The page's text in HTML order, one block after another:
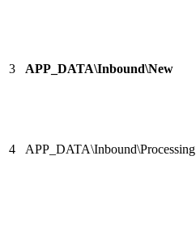
3 APP_DATA\Inbound\New
4 APP_DATA\Inbound\Processing